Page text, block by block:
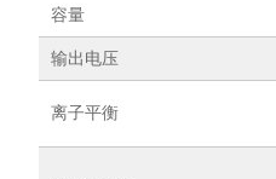
容量
输出电压
离子平衡